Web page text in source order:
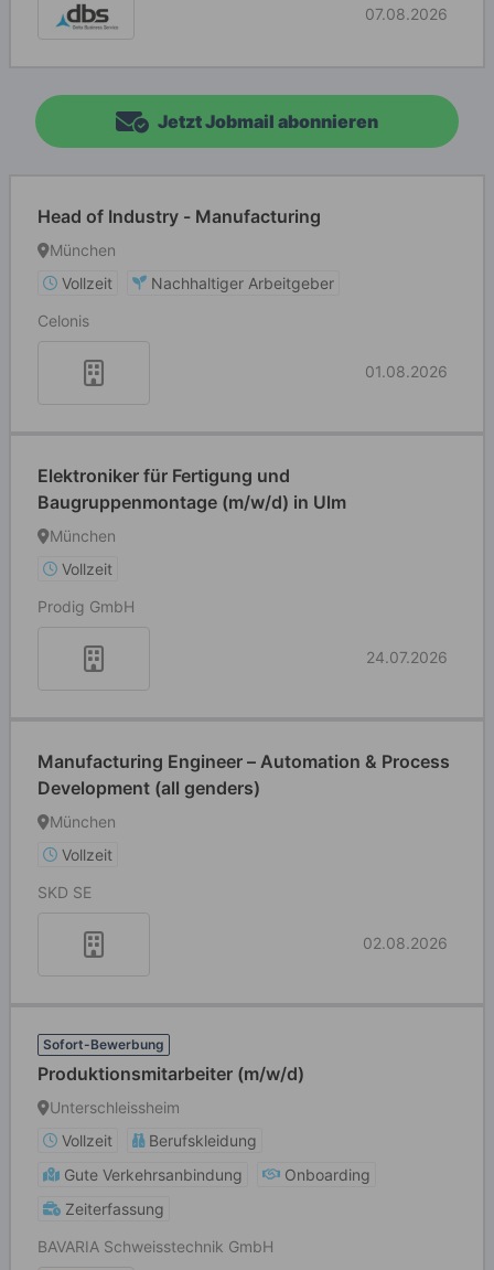
07.08.2026
Jetzt Jobmail abonnieren
Head of Industry - Manufacturing
München
Vollzeit
Nachhaltiger Arbeitgeber
Celonis
01.08.2026
Elektroniker für Fertigung und
Baugruppenmontage (m/w/d) in Ulm
München
Vollzeit
Prodig GmbH
24.07.2026
Manufacturing Engineer – Automation & Process
Development (all genders)
München
Vollzeit
SKD SE
02.08.2026
Sofort-Bewerbung
Produktionsmitarbeiter (m/w/d)
Unterschleissheim
Vollzeit
Berufskleidung
Gute Verkehrsanbindung
Onboarding
Zeiterfassung
BAVARIA Schweisstechnik GmbH